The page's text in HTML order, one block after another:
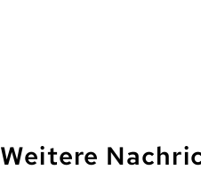
Weitere